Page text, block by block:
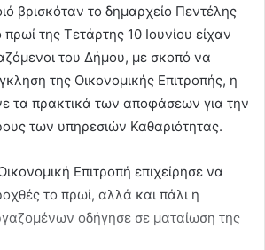
βρισκόταν το δημαρχείο Πεντέλης
της Τετάρτης 10 Ιουνίου είχαν
του Δήμου, με σκοπό να
της Οικονομικής Επιτροπής, η
τα πρακτικά των αποφάσεων για την
των υπηρεσιών Καθαριότητας.
Επιτροπή επιχείρησε να
το πρωί, αλλά και πάλι η
οδήγησε σε ματαίωση της